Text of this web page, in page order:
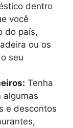
dentro
você
do país,
ou os
seu
Tenha
algumas
e descontos